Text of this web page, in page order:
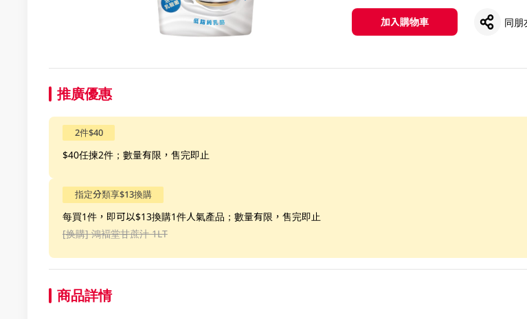
加入購物車 同朋
推廣優惠
2件$40
$40任揀2件；數量有限，售完即止
指定分類享$13換購
每買1件，即可以$13換購1件人氣產品；數量有限，售完即止
[换購] 鴻褔堂甘蔗汁 1LT
商品詳情